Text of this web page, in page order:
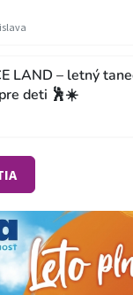
LAND – letný
deti 🕺☀️